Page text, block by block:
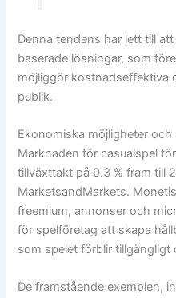
Denna tendens har lett till
baserade lösningar, som
möjliggör kostnadseffektiva
publik.
Ekonomiska möjligheter
Marknaden för casualspel
tillväxttakt på 9.3 % fram till
MarketsandMarkets.
freemium, annonser och
för spelföretag att skapa
som spelet förblir
De framstående exemplen,